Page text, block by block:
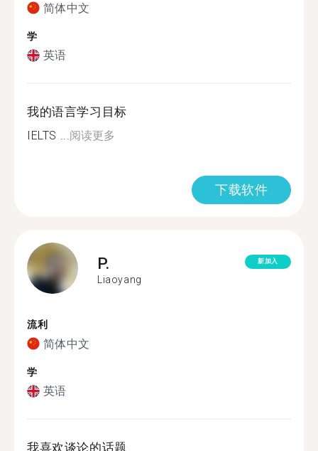
简体中文
学
英语
我的语言学习目标
IELTS ...阅读更多
下载软件
P.
Liaoyang
新加入
流利
简体中文
学
英语
我喜欢谈论的话题